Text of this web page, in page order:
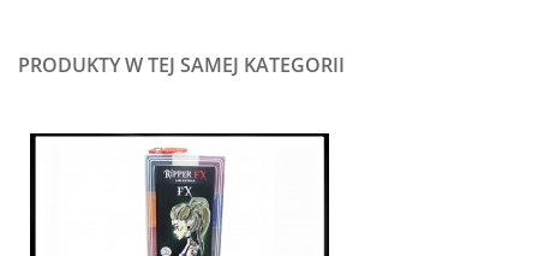
PRODUKTY W TEJ SAMEJ KATEGORII